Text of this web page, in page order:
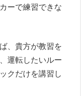
ーで練習できな
、貴方が教習を
運転したいルー
クだけを講習し